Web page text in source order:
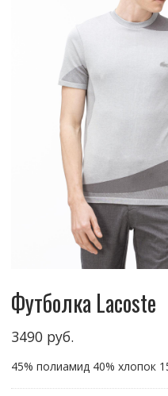
Футболка Lacoste
3490руб.
45% полиамид 40% хлопок